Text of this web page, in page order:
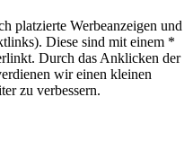
platzierte Werbeanzeigen und
Diese sind mit einem *
Durch das Anklicken der
wir einen kleinen
zu verbessern.